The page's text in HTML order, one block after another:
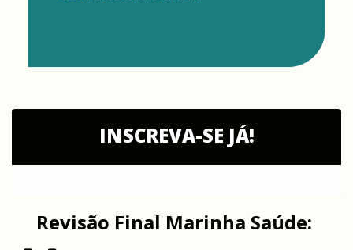
INSCREVA-SE JÁ!
Revisão Final Marinha Saúde: